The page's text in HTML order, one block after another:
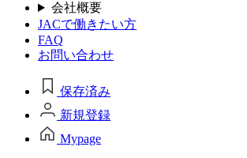
会社概要
JACで働きたい方
FAQ
お問い合わせ
保存済み
新規登録
Mypage